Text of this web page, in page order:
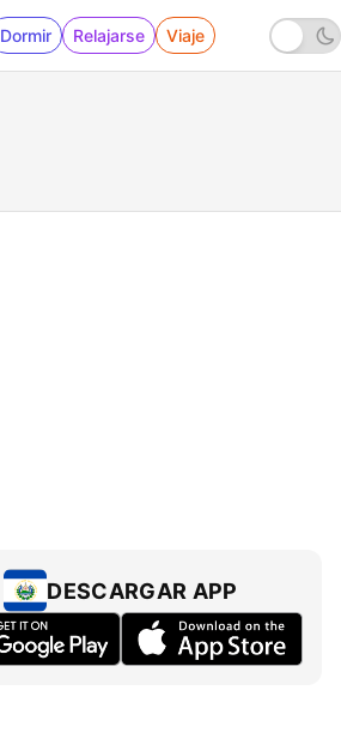
Dormir Relajarse Viaje
DESCARGAR APP